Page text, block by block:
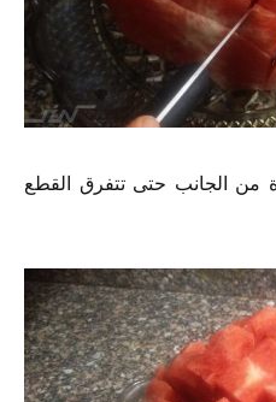
من الجانب حتى تتفرق القطع